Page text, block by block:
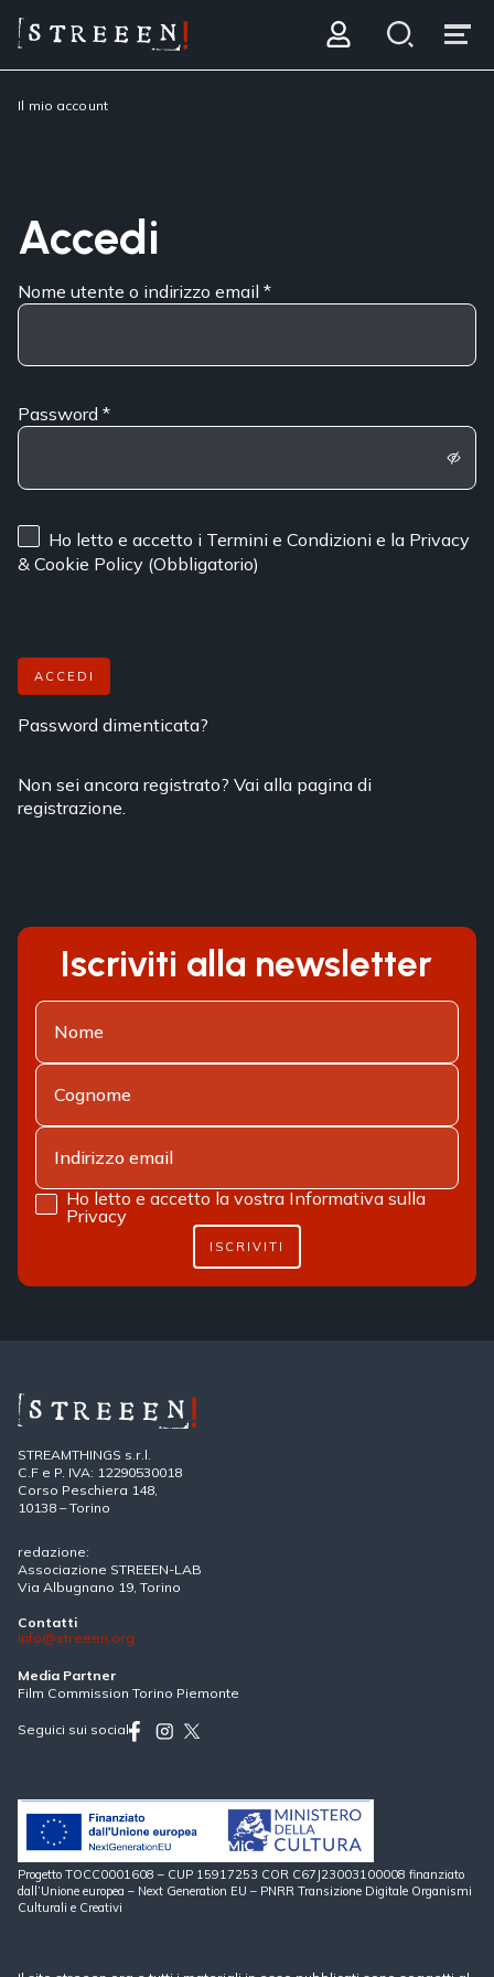
Il mio account
Accedi
Nome utente o indirizzo email*
Password*
Ho letto e accetto i Termini e Condizioni e la Privacy
& Cookie Policy (Obbligatorio)
ACCEDI
Password dimenticata?
Non sei ancora registrato? Vai alla pagina di
registrazione.
Iscriviti alla newsletter
Ho letto e accetto la vostra Informativa sulla
Privacy
ISCRIVITI
STREAMTHINGS s.r.l.
C.F e P. IVA: 12290530018
Corso Peschiera 148,
10138 – Torino
redazione:
Associazione STREEEN-LAB
Via Albugnano 19, Torino
Contatti
info@streeen.org
Media Partner
Film Commission Torino Piemonte
Seguici sui social
Progetto TOCC0001608 – CUP 15917253 COR C67J23003100008 finanziato
dall’Unione europea – Next Generation EU – PNRR Transizione Digitale Organismi
Culturali e Creativi